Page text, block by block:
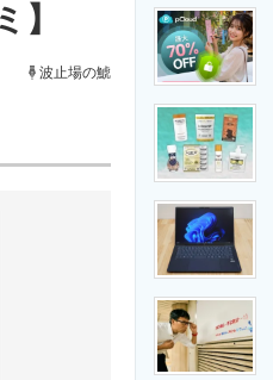
エネルギーの専門メディア
】
波止場の鯱